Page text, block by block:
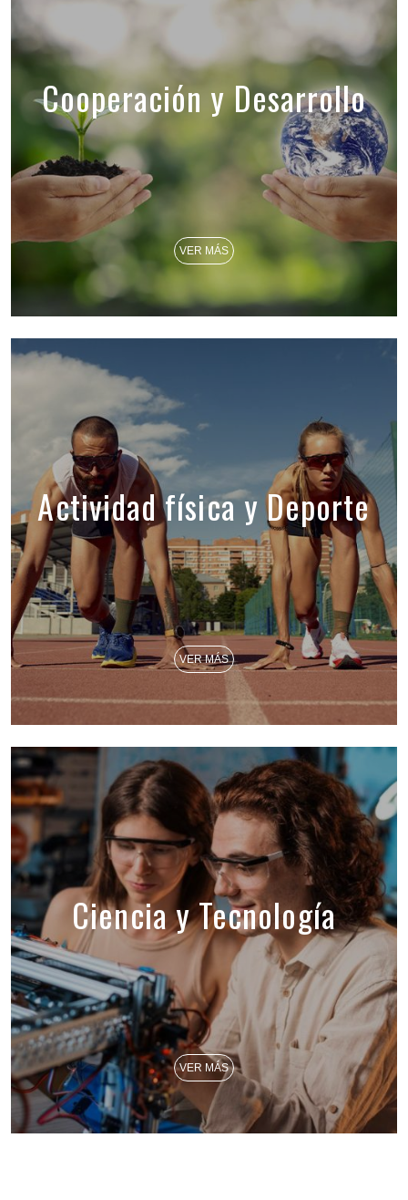
Cooperación y Desarrollo
VER MÁS
Actividad física y Deporte
VER MÁS
Ciencia y Tecnología
VER MÁS